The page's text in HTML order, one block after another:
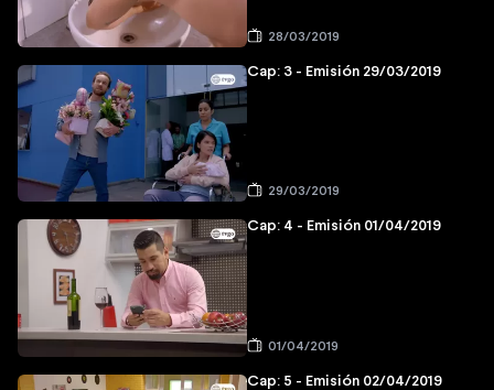
28/03/2019
Cap: 3 - Emisión 29/03/2019
29/03/2019
Cap: 4 - Emisión 01/04/2019
01/04/2019
Cap: 5 - Emisión 02/04/2019